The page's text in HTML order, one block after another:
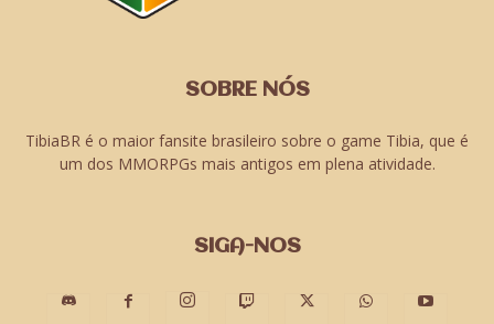
SOBRE NÓS
TibiaBR é o maior fansite brasileiro sobre o game Tibia, que é
um dos MMORPGs mais antigos em plena atividade.
SIGA-NOS